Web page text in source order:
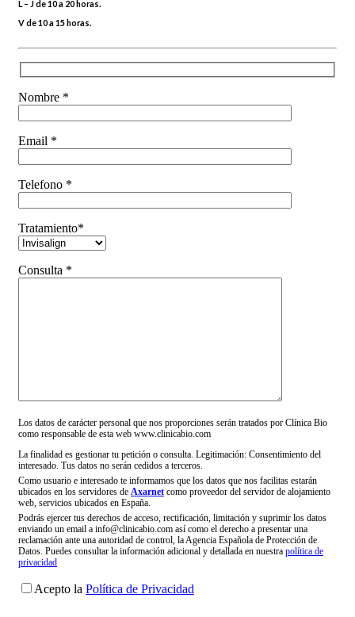
L – J de 10 a 20 horas.
V de 10 a 15 horas.
Nombre *
Email *
Telefono *
Tratamiento*
Consulta *
Los datos de carácter personal que nos proporciones serán tratados por Clínica Bio
como responsable de esta web www.clinicabio.com
La finalidad es gestionar tu petición o consulta. Legitimación: Consentimiento del
interesado. Tus datos no serán cedidos a terceros.
Como usuario e interesado te informamos que los datos que nos facilitas estarán
ubicados en los servidores de Axarnet como proveedor del servidor de alojamiento
web, servicios ubicados en España.
Podrás ejercer tus derechos de acceso, rectificación, limitación y suprimir los datos
enviando un email a info@clinicabio.com así como el derecho a presentar una
reclamación ante una autoridad de control, la Agencia Española de Protección de
Datos. Puedes consultar la información adicional y detallada en nuestra política de
privacidad
Acepto la Política de Privacidad